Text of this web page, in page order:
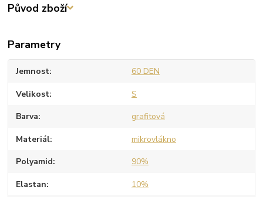
Původ zboží
Parametry
Jemnost 60 DEN
Velikost S
Barva grafitová
Materiál mikrovlákno
Polyamid 90%
Elastan 10%